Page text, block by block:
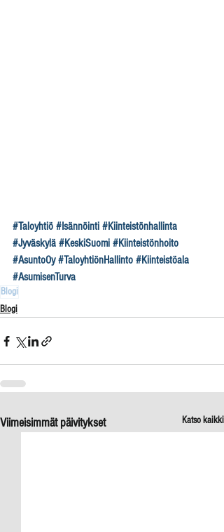
#Taloyhtiö #Isännöinti #Kiinteistönhallinta
#Jyväskylä #KeskiSuomi #Kiinteistönhoito
#AsuntoOy #TaloyhtiönHallinto #Kiinteistöala
#AsumisenTurva
Blogi
Blogi
Viimeisimmät päivitykset Katso kaikki